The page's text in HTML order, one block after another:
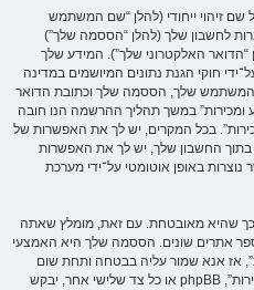
שם זיהוי ייחודי (להלן “שם המשתמש
לחשבון שלך (להלן “הססמה שלך”)
“הדואר האלקטרוני שלך”). המידע שלך
חוקי הגנת נתונים המיושמים במדינה
שלך, הססמה שלך וכתובת הדואר
ומכירות” במשך תהליך ההרשמה הנו חובה
בכל המקרים, יש לך את האפשרות של
בתוך החשבון שלך, יש לך את האפשרות
באופן אוטומטי על־ידי מערכת
שהיא מאובטחת. עם זאת, מומלץ שאתה
אתרים שונים. הססמה שלך היא האמצעי
אז אנא שמור עליה בבטחה ותחת שום
מצב שבו מישהו הקשור ל־“תוכים מידע ומכירות”, phpBB או כל צד שלישי אחר, יבקש